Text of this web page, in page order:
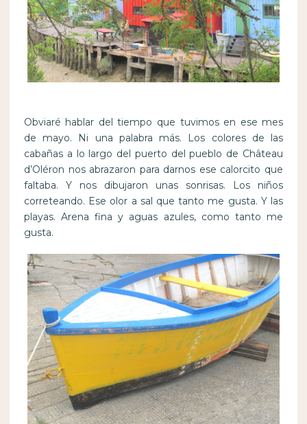
Obviaré hablar del tiempo que tuvimos en ese mes
de mayo. Ni una palabra más. Los colores de las
cabañas a lo largo del puerto del pueblo de Château
d’Oléron nos abrazaron para darnos ese calorcito que
faltaba. Y nos dibujaron unas sonrisas. Los niños
correteando. Ese olor a sal que tanto me gusta. Y las
playas. Arena fina y aguas azules, como tanto me
gusta.